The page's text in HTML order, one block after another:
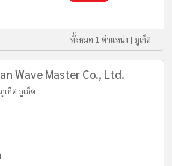
ทั้งหมด 1 ตำแหน่ง | ภูเก็ต
Wave Master Co., Ltd.
เก็ต ภูเก็ต